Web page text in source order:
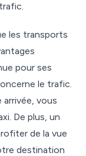
les transports
pour ses
le trafic.
vous
De plus, un
de la vue
destination